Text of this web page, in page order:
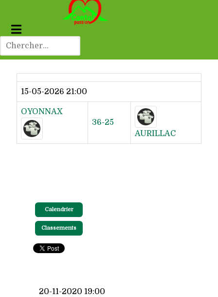
Dernier résultat
15-05-2026 21:00
OYONNAX
36-25
AURILLAC
Calendrier
Classements
20-11-2020 19:00